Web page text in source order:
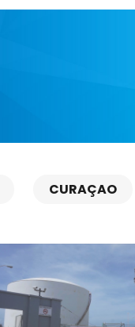
CURAÇAO